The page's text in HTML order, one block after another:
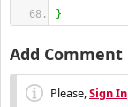
}
Add Comment
Please,Sign In